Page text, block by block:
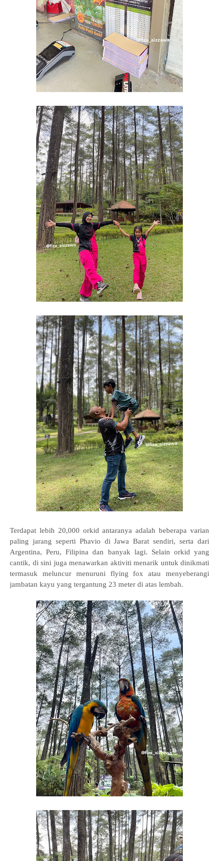
Terdapat lebih 20,000 orkid antaranya adalah beberapa varian
paling jarang seperti Phavio di Jawa Barat sendiri, serta dari
Argentina, Peru, Filipina dan banyak lagi. Selain orkid yang
cantik, di sini juga menawarkan aktiviti menarik untuk dinikmati
termasuk meluncur menuruni flying fox atau menyeberangi
jambatan kayu yang tergantung 23 meter di atas lembah.